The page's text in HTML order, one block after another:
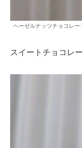
ヘーゼルナッツチョコレー
スイートチョコレ